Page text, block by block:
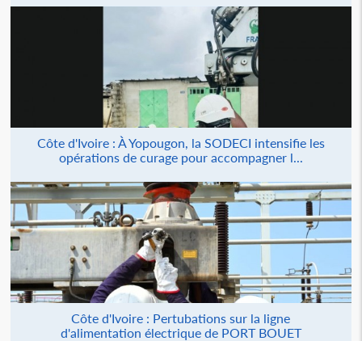
Côte d'Ivoire : À Yopougon, la SODECI intensifie les
opérations de curage pour accompagner l...
Côte d'Ivoire : Pertubations sur la ligne
d'alimentation électrique de PORT BOUET